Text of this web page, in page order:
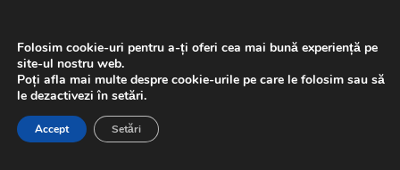
content
Coșul tău este în prezent gol.
Folosim cookie-uri pentru a-ți oferi cea mai bună experiență pe
site-ul nostru web.
Poți afla mai multe despre cookie-urile pe care le folosim sau să
le dezactivezi în setări.
Accept Setări